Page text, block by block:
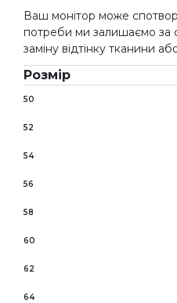
Ваш монітор може
потреби ми залишаємо за
заміну відтінку тканини
Розмір
50
52
54
56
58
60
62
64